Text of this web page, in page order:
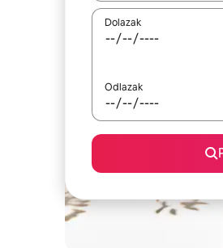
Dolazak
Odlazak